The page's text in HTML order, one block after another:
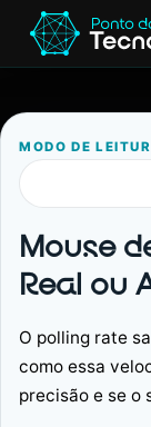
MODO DE
Mouse
Real ou
O polling rate
como essa
precisão e se o